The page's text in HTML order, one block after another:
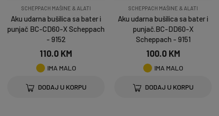
SCHEPPACH MAŠINE & ALATI
Aku udarna bušilica sa bater i
punjač BC-CD60-X Scheppach
- 9152
110.0 KM
IMA MALO
DODAJ U KORPU
SCHEPPACH MAŠINE & ALATI
Aku udarna bušilica sa bater i
punjač.BC-DD60-X
Scheppach - 9151
100.0 KM
IMA MALO
DODAJ U KORPU